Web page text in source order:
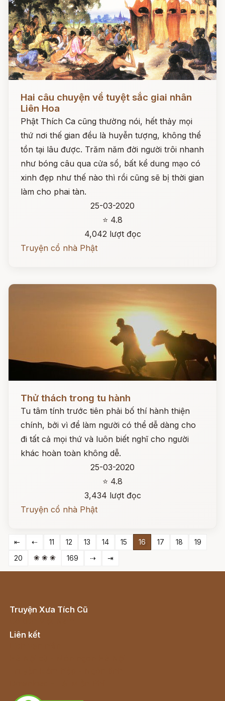
Hai câu chuyện về tuyệt sắc giai nhân
Liên Hoa
Phật Thích Ca cũng thường nói, hết thảy mọi
thứ nơi thế gian đều là huyễn tượng, không thể
tồn tại lâu được. Trăm năm đời người trôi nhanh
như bóng câu qua cửa sổ, bất kể dung mạo có
xinh đẹp như thế nào thì rồi cũng sẽ bị thời gian
làm cho phai tàn.
25-03-2020
⭐ 4.8
4,042 lượt đọc
Truyện cổ nhà Phật
Thử thách trong tu hành
Tu tâm tính trước tiên phải bố thí hành thiện
chính, bởi vì để làm người có thể dễ dàng cho
đi tất cả mọi thứ và luôn biết nghĩ cho người
khác hoàn toàn không dễ.
25-03-2020
⭐ 4.8
3,434 lượt đọc
Truyện cổ nhà Phật
⇤ ⇠ 11 12 13 14 15 16 17 18
19
20
❀ ❀ ❀ 169 ⇢ ⇥
Truyện Xưa Tích Cũ
Liên kết